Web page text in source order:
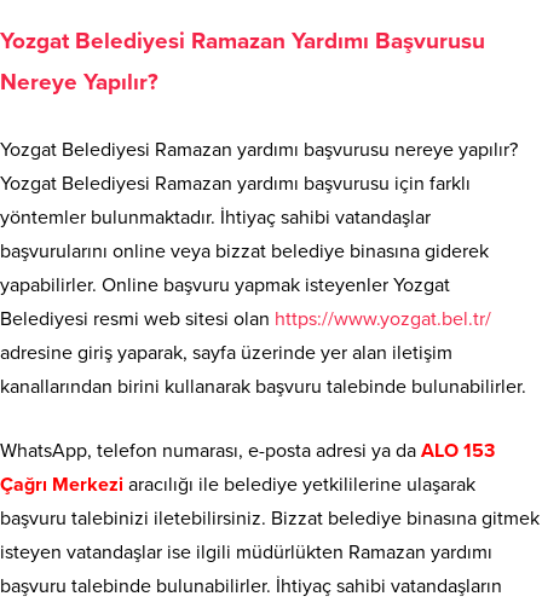
Yozgat Belediyesi Ramazan Yardımı Başvurusu
Nereye Yapılır?
Yozgat Belediyesi Ramazan yardımı başvurusu nereye yapılır?
Yozgat Belediyesi Ramazan yardımı başvurusu için farklı
yöntemler bulunmaktadır. İhtiyaç sahibi vatandaşlar
başvurularını online veya bizzat belediye binasına giderek
yapabilirler. Online başvuru yapmak isteyenler Yozgat
Belediyesi resmi web sitesi olan https://www.yozgat.bel.tr/
adresine giriş yaparak, sayfa üzerinde yer alan iletişim
kanallarından birini kullanarak başvuru talebinde bulunabilirler.
WhatsApp, telefon numarası, e-posta adresi ya da ALO 153
Çağrı Merkezi aracılığı ile belediye yetkililerine ulaşarak
başvuru talebinizi iletebilirsiniz. Bizzat belediye binasına gitmek
isteyen vatandaşlar ise ilgili müdürlükten Ramazan yardımı
başvuru talebinde bulunabilirler. İhtiyaç sahibi vatandaşların